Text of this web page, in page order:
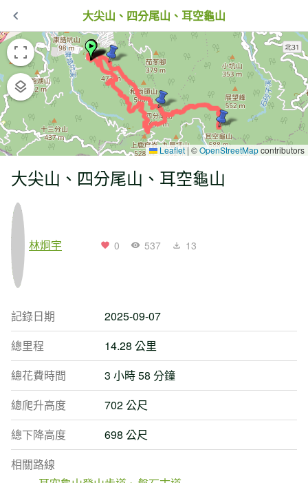
大尖山、四分尾山、耳空龜山
Leaflet |©OpenStreetMapcontributors
大尖山、四分尾山、耳空龜山
林炯宇 0 537 13
記錄日期
2025-09-07
總里程
14.28 公里
總花費時間
3 小時 58 分鐘
總爬升高度
702 公尺
總下降高度
698 公尺
相關路線